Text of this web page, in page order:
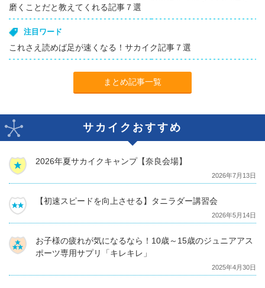
磨くことだと教えてくれる記事７選
注目ワード
これさえ読めば足が速くなる！サカイク記事７選
まとめ記事一覧
サカイクおすすめ
2026年夏サカイクキャンプ【奈良会場】
2026年7月13日
【初速スピードを向上させる】タニラダー講習会
2026年5月14日
お子様の疲れが気になるなら！10歳～15歳のジュニアアス
ポーツ専用サプリ「キレキレ」
2025年4月30日